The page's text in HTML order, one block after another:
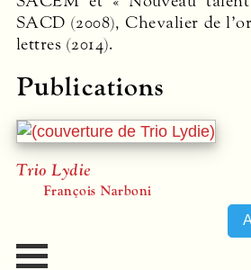
SACD (2008), Chevalier de
lettres (2014).
Publications
Trio Lydie
François Narboni